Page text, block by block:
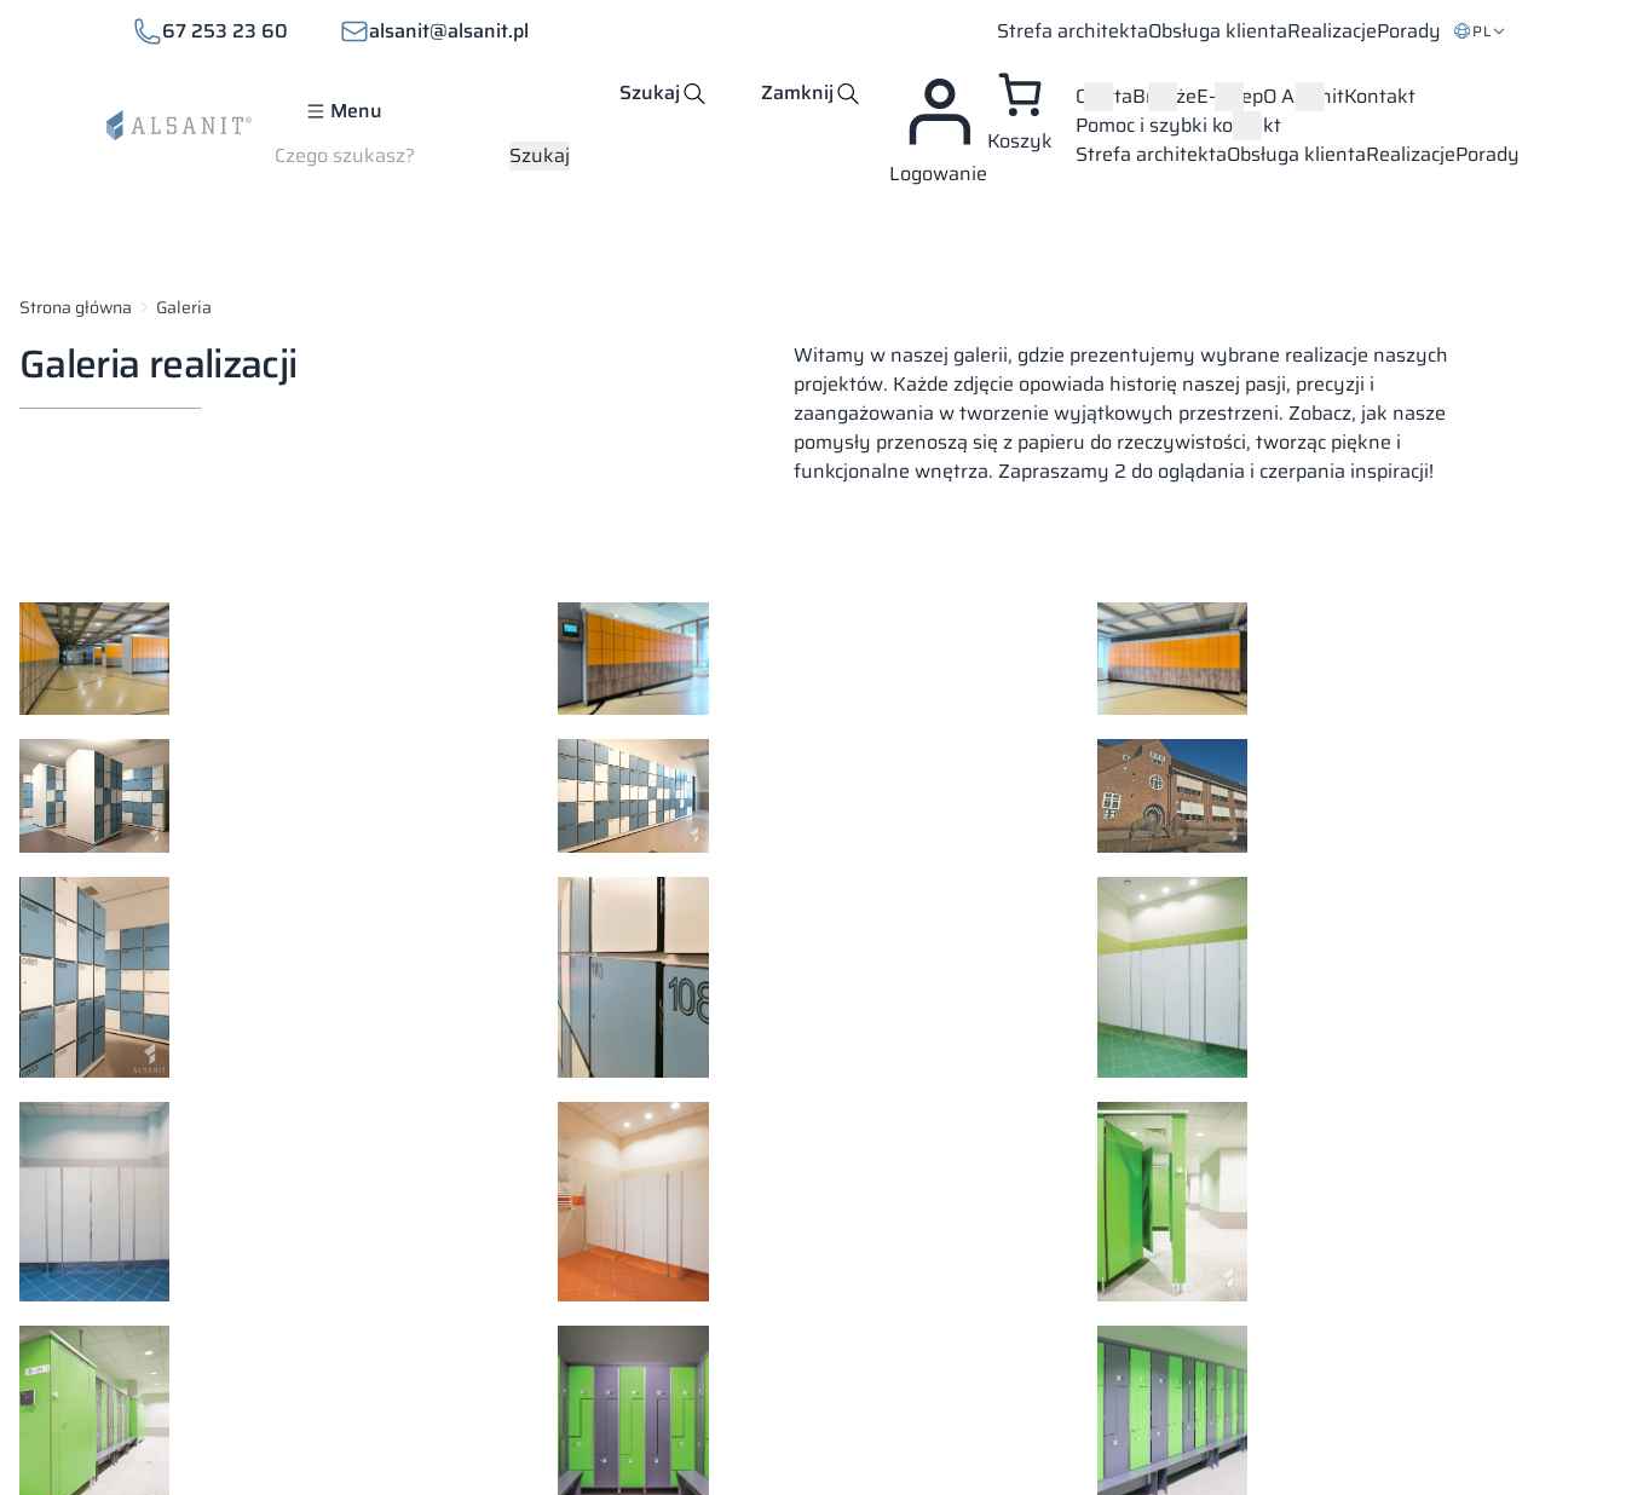
67 253 23 60 alsanit@alsanit.pl Strefa architektaObsługa klientaRealizacjePorady PL
Menu
Szukaj
Szukaj
Szukaj Zamknij
Logowanie
Koszyk
OfertaBranżeE-sklepO AlsanitKontakt
Pomoc i szybki kontakt
Strefa architektaObsługa klientaRealizacjePorady
Strona główna Galeria
Galeria realizacji
Witamy w naszej galerii, gdzie prezentujemy wybrane realizacje naszych
projektów. Każde zdjęcie opowiada historię naszej pasji, precyzji i
zaangażowania w tworzenie wyjątkowych przestrzeni. Zobacz, jak nasze
pomysły przenoszą się z papieru do rzeczywistości, tworząc piękne i
funkcjonalne wnętrza. Zapraszamy 2 do oglądania i czerpania inspiracji!